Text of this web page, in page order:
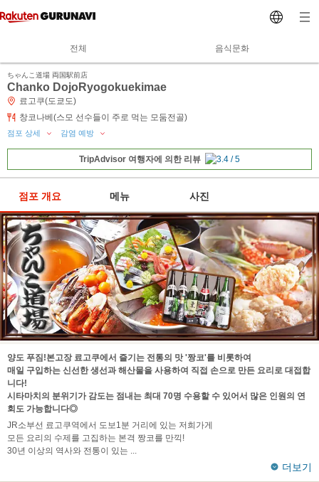
전체 음식문화
ちゃんこ道場 両国駅前店
Chanko DojoRyogokuekimae
료고쿠(도쿄도)
창코나베(스모 선수들이 주로 먹는 모둠전골)
점포 상세 감염 예방
TripAdvisor 여행자에 의한 리뷰
점포 개요 메뉴 사진
양도 푸짐!본고장 료고쿠에서 즐기는 전통의 맛 '짱코'를 비롯하여
매일 구입하는 신선한 생선과 해산물을 사용하여 직접 손으로 만든 요리로 대접합
니다!
시타마치의 분위기가 감도는 점내는 최대 70명 수용할 수 있어서 많은 인원의 연
회도 가능합니다◎
JR소부선 료고쿠역에서 도보1분 거리에 있는 저희가게
모든 요리의 수제를 고집하는 본격 짱코를 만끽!
30년 이상의 역사와 전통이 있는
더보기